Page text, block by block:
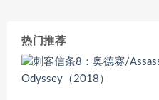
热门推荐